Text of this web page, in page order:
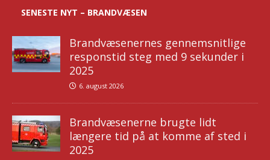
SENESTE NYT – BRANDVÆSEN
Brandvæsenernes gennemsnitlige
responstid steg med 9 sekunder i
2025
6. august 2026
Brandvæsenerne brugte lidt
længere tid på at komme af sted i
2025